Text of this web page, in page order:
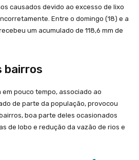
causados devido ao excesso de lixo
Entre o domingo (18) e a
um acumulado de 118,6 mm de
bairros
pouco tempo, associado ao
de parte da população, provocou
boa parte deles ocasionados
de lobo e redução da vazão de rios e